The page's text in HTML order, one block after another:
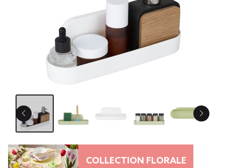
COLLECTION FLORALE